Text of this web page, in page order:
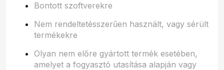
Bontott szoftverekre
Nem rendeltetésszerűen használt, vagy sérült
termékekre
Olyan nem előre gyártott termék esetében,
amelyet a fogyasztó utasítása alapján vagy